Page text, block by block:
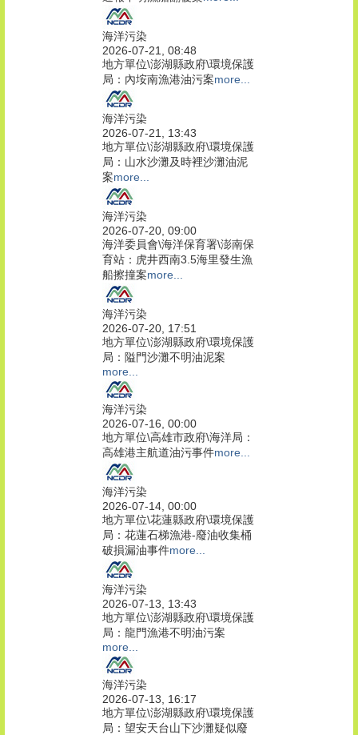
海洋污染
2026-07-21, 08:48
地方單位\澎湖縣政府\環境保護
局：內垵南漁港油污案more...
海洋污染
2026-07-21, 13:43
地方單位\澎湖縣政府\環境保護
局：山水沙灘及時裡沙灘油泥
案more...
海洋污染
2026-07-20, 09:00
海洋委員會\海洋保育署\澎南保
育站：虎井西南3.5海里發生漁
船擦撞案more...
海洋污染
2026-07-20, 17:51
地方單位\澎湖縣政府\環境保護
局：隘門沙灘不明油泥案
more...
海洋污染
2026-07-16, 00:00
地方單位\高雄市政府\海洋局：
高雄港主航道油污事件more...
海洋污染
2026-07-14, 00:00
地方單位\花蓮縣政府\環境保護
局：花蓮石梯漁港-廢油收集桶
破損漏油事件more...
海洋污染
2026-07-13, 13:43
地方單位\澎湖縣政府\環境保護
局：龍門漁港不明油污案
more...
海洋污染
2026-07-13, 16:17
地方單位\澎湖縣政府\環境保護
局：望安天台山下沙灘疑似廢